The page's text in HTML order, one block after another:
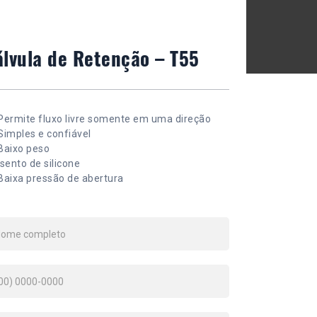
de Retenção – T55
fluxo livre somente em uma direção
e confiável
peso
de silicone
pressão de abertura